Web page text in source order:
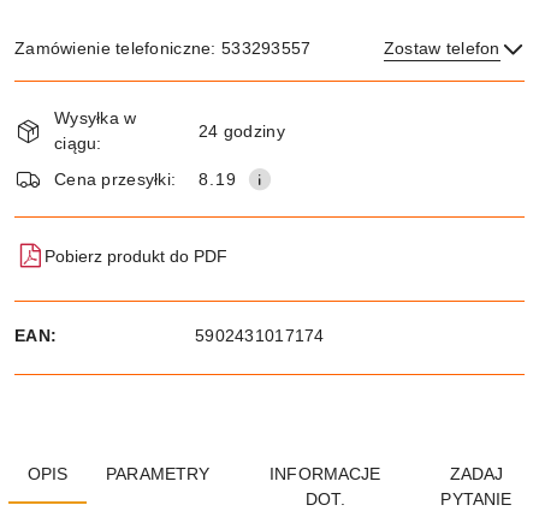
Zamówienie telefoniczne: 533293557 Zostaw telefon
i
dostawa
Wysyłka w
ciągu:
24 godziny
Cena przesyłki: 8.19
Pobierz produkt do PDF
EAN: 5902431017174
OPIS PARAMETRY
INFORMACJE
DOT.
ZADAJ
PYTANIE